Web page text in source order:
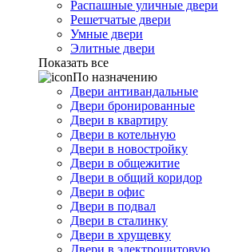
Распашные уличные двери
Решетчатые двери
Умные двери
Элитные двери
Показать все
По назначению
Двери антивандальные
Двери бронированные
Двери в квартиру
Двери в котельную
Двери в новостройку
Двери в общежитие
Двери в общий коридор
Двери в офис
Двери в подвал
Двери в сталинку
Двери в хрущевку
Двери в электрощитовую